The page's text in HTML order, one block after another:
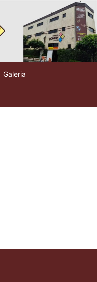
Galeria